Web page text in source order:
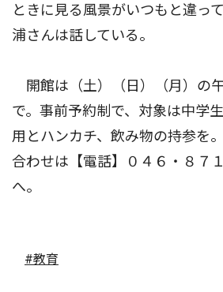
ときに見る風景がいつもと違っ
浦さんは話している。
開館は（土）（日）（月）の
で。事前予約制で、対象は中学
用とハンカチ、飲み物の持参を
合わせは【電話】０４６・８７
へ。
#教育